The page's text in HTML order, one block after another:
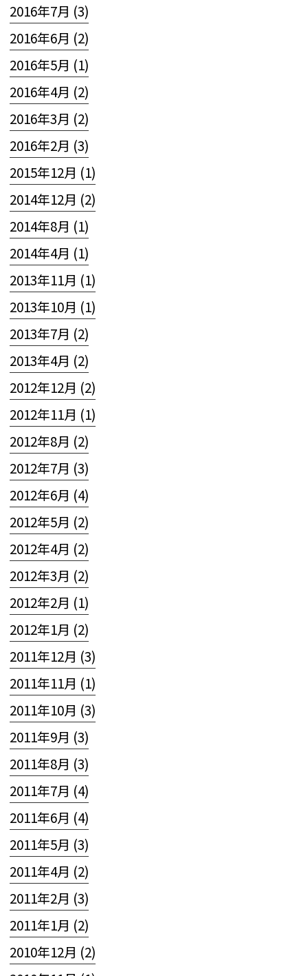
2016年7月 (3)
2016年6月 (2)
2016年5月 (1)
2016年4月 (2)
2016年3月 (2)
2016年2月 (3)
2015年12月 (1)
2014年12月 (2)
2014年8月 (1)
2014年4月 (1)
2013年11月 (1)
2013年10月 (1)
2013年7月 (2)
2013年4月 (2)
2012年12月 (2)
2012年11月 (1)
2012年8月 (2)
2012年7月 (3)
2012年6月 (4)
2012年5月 (2)
2012年4月 (2)
2012年3月 (2)
2012年2月 (1)
2012年1月 (2)
2011年12月 (3)
2011年11月 (1)
2011年10月 (3)
2011年9月 (3)
2011年8月 (3)
2011年7月 (4)
2011年6月 (4)
2011年5月 (3)
2011年4月 (2)
2011年2月 (3)
2011年1月 (2)
2010年12月 (2)